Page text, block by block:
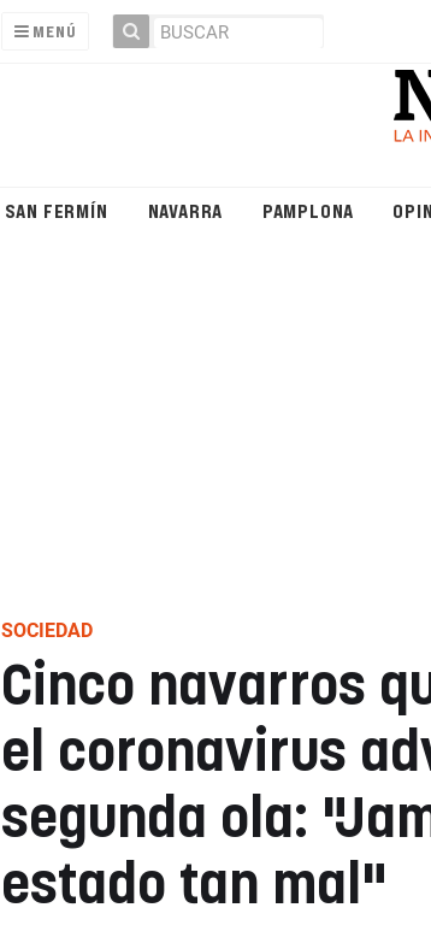
MENÚ
SAN FERMÍN NAVARRA PAMPLONA
SOCIEDAD
Cinco navarros
el coronavirus
segunda ola:
estado tan mal"